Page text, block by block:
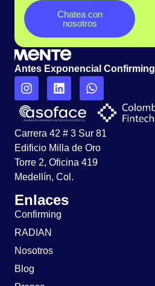
Chatea con
nosotros
Antes Exponencial Confirming
Carrera 42 # 3 Sur 81
Edificio Milla de Oro
Torre 2, Oficina 419
Medellín, Col.
Enlaces
Confirming
RADIAN
Nosotros
Blog